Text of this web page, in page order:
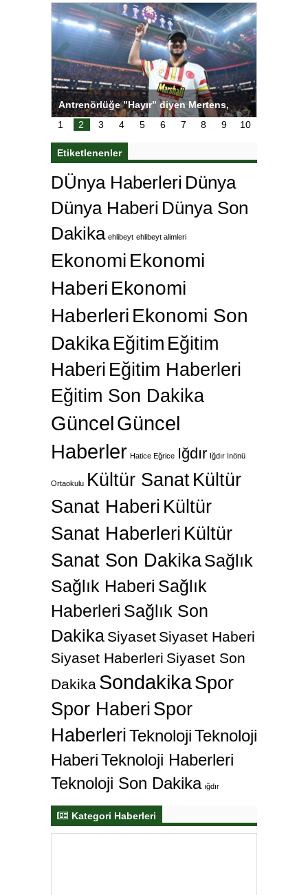
Antrenörlüğe ”Hayır” diyen Mertens,
Galatasaray’dan bakın ne istedi
1
2 3 4 5 6 7 8 9 10
Etiketlenenler
DÜnya Haberleri Dünya
Dünya Haberi Dünya Son
Dakika ehlibeyt ehlibeyt alimleri
Ekonomi Ekonomi
Haberi Ekonomi
Haberleri Ekonomi Son
Dakika Eğitim Eğitim
Haberi Eğitim Haberleri
Eğitim Son Dakika
GüncelGüncel
Haberler Hatice Eğrice Iğdır Iğdır İnönü
Ortaokulu Kültür SanatKültür
Sanat Haberi Kültür
Sanat Haberleri Kültür
Sanat Son DakikaSağlık
Sağlık Haberi Sağlık
Haberleri Sağlık Son
Dakika Siyaset Siyaset Haberi
Siyaset Haberleri Siyaset Son
Dakika SondakikaSpor
Spor Haberi Spor
HaberleriTeknolojiTeknoloji
HaberiTeknoloji Haberleri
Teknoloji Son Dakika ığdır
Kategori Haberleri